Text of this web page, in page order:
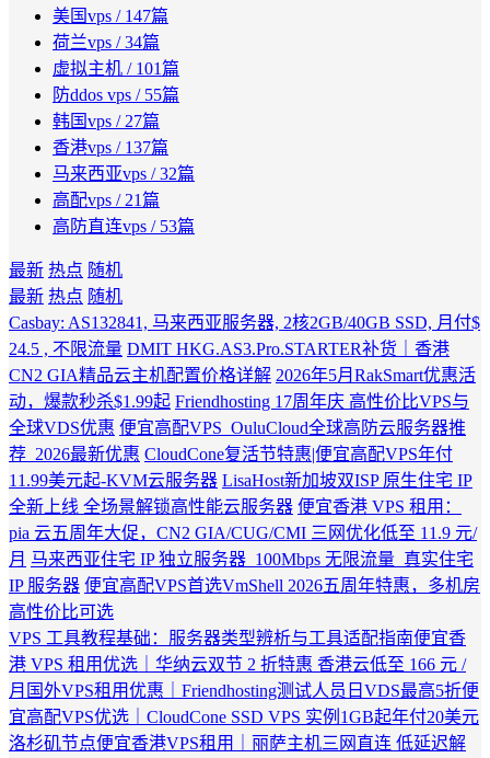
美国vps / 147篇
荷兰vps / 34篇
虚拟主机 / 101篇
防ddos vps / 55篇
韩国vps / 27篇
香港vps / 137篇
马来西亚vps / 32篇
高配vps / 21篇
高防直连vps / 53篇
最新 热点 随机
最新 热点 随机
Casbay: AS132841, 马来西亚服务器, 2核2GB/40GB SSD, 月付$
24.5 , 不限流量 DMIT HKG.AS3.Pro.STARTER补货｜香港
CN2 GIA精品云主机配置价格详解 2026年5月RakSmart优惠活
动，爆款秒杀$1.99起 Friendhosting 17周年庆 高性价比VPS与
全球VDS优惠 便宜高配VPS_OuluCloud全球高防云服务器推
荐_2026最新优惠 CloudCone复活节特惠|便宜高配VPS年付
11.99美元起-KVM云服务器 LisaHost新加坡双ISP 原生住宅 IP
全新上线 全场景解锁高性能云服务器 便宜香港 VPS 租用：
pia 云五周年大促，CN2 GIA/CUG/CMI 三网优化低至 11.9 元/
月 马来西亚住宅 IP 独立服务器_100Mbps 无限流量_真实住宅
IP 服务器 便宜高配VPS首选VmShell 2026五周年特惠，多机房
高性价比可选
VPS 工具教程基础：服务器类型辨析与工具适配指南便宜香
港 VPS 租用优选｜华纳云双节 2 折特惠 香港云低至 166 元 /
月 国外VPS租用优惠｜Friendhosting测试人员日VDS最高5折便
宜高配VPS优选｜CloudCone SSD VPS 实例1GB起年付20美元
洛杉矶节点便宜香港VPS租用｜丽萨主机三网直连 低延迟解